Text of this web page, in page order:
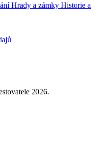
Hrady a zámky Historie a
2026.